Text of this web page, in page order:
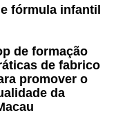
fórmula infantil
de formação
de fabrico
promover o
da